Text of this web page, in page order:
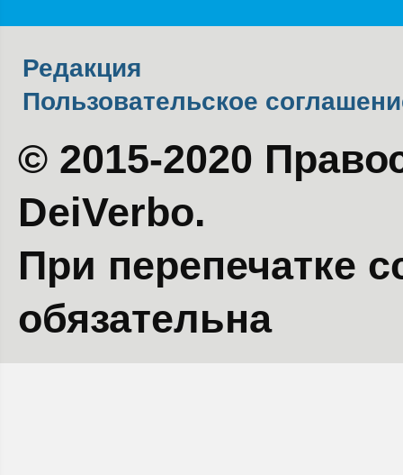
Редакция
Пользовательское
© 2015-2020
DeiVerbo.
При перепечатке
обязательна